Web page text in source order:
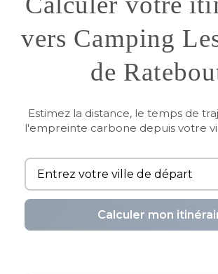
vers Camping
de
Estimez la distance, le temps de
l'empreinte carbone depuis votre
Calculer mon